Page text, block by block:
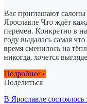
Вас приглашают
Ярославле Что ждёт
перемен. Конкретно в
году выдалась самая
время сменилось на
никогда, хочется
Подробнее »
Поделиться
В Ярославле состоялось